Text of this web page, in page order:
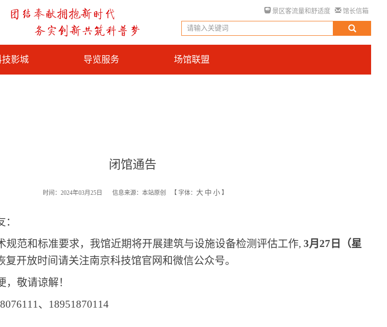
景区客流量和舒适度 馆长信箱
技影城 导览服务 场馆联盟
闭馆通告
时间：2024年03月25日 信息来源：本站原创 【 字体： 大 中 小 】
规范和标准要求，我馆近期将开展建筑与设施设备检测评估工作, 3月 27 日（星
复开放时间请关注南京科技馆官网和微信公众号。
，敬请谅解！
、 18951870114